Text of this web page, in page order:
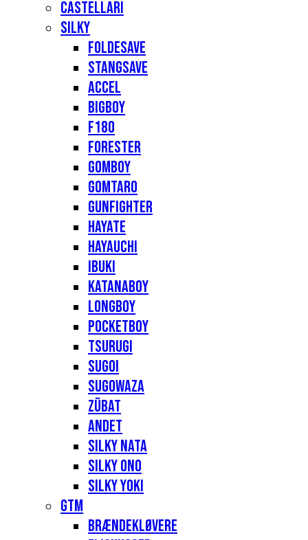
Castellari
Silky
Foldesave
Stangsave
Accel
Bigboy
F180
Forester
Gomboy
Gomtaro
Gunfighter
Hayate
Hayauchi
Ibuki
Katanaboy
Longboy
Pocketboy
Tsurugi
Sugoi
Sugowaza
Zübat
Andet
Silky Nata
Silky Ono
Silky Yoki
GTM
Brændekløvere